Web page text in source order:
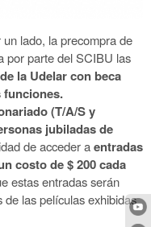
lado, la precompra de
por parte del SCIBU las
la Udelar con beca
funciones.
(T/A/S y
jubiladas de
de acceder aentradas
costo de $ 200 cada
estas entradas serán
de laspelículas exhibidas